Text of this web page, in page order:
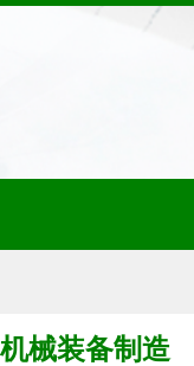
械装备制造